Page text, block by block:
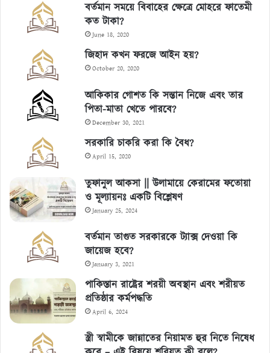
বর্তমান সময়ে বিবাহের ক্ষেত্রে মোহরে ফাতেমী
কত টাকা?
June 18, 2020
জিহাদ কখন ফরজে আইন হয়?
October 20, 2020
আকিকার গোশত কি সন্তান নিজে এবং তার
পিতা-মাতা খেতে পারবে?
December 30, 2021
সরকারি চাকরি করা কি বৈধ?
April 15, 2020
তুফানুল আকসা || উলামায়ে কেরামের ফতোয়া
ও মূল্যায়নঃ একটি বিশ্লেষণ
January 25, 2024
বর্তমান তাগুত সরকারকে ট্যাক্স দেওয়া কি
জায়েজ হবে?
January 3, 2021
পাকিস্তান রাষ্ট্রের শরয়ী অবস্থান এবং শরীয়ত
প্রতিষ্ঠার কর্মপদ্ধতি
April 6, 2024
স্ত্রী স্বামীকে জান্নাতের নিয়ামত হুর নিতে নিষেধ